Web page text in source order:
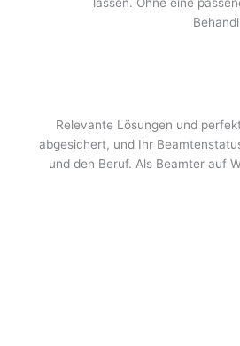
lassen. Ohne eine
Relevante Lösungen und
abgesichert, und Ihr
und den Beruf. Als Beamter auf